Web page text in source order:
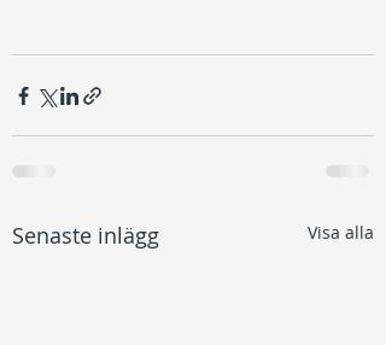
Senaste inlägg Visa alla